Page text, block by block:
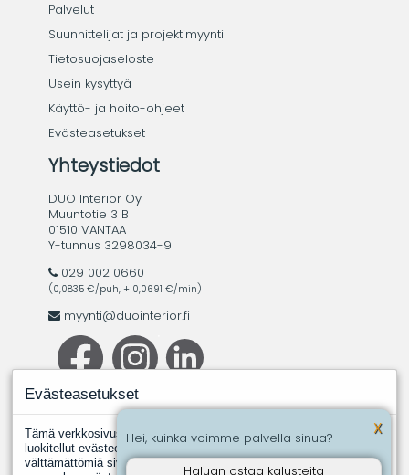
Palvelut
Suunnittelijat ja projektimyynti
Tietosuojaseloste
Usein kysyttyä
Käyttö- ja hoito-ohjeet
Evästeasetukset
Yhteystiedot
DUO Interior Oy
Muuntotie 3 B
01510 VANTAA
Y-tunnus 3298034-9
029 002 0660
(0,0835 €/puh, + 0,0691 €/min)
myynti@duointerior.fi
X
Hei, kuinka voimme palvella sinua?
Haluan ostaa kalusteita
Evästeasetukset
Tämä verkkosivusto käyttää evästeitä. Evästeistä välttämättömiksi
luokitellut evästeet tallennetaan selaimeesi, koska ne ovat
välttämättömiä sivuston perustoimintoja varten. Muut, kolmannen